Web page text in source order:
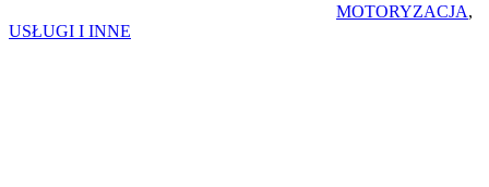
MOTORYZACJA,
USŁUGI I INNE